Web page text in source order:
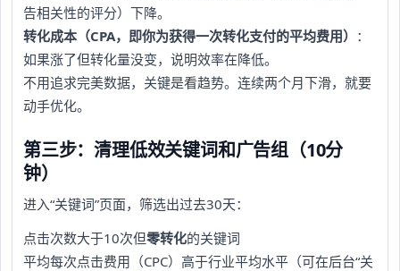
告相关性的评分）下降。
转化成本（CPA，即你为获得一次转化支付的平均费用） ：
如果涨了但转化量没变，说明效率在降低。
不用追求完美数据，关键是看趋势。连续两个月下滑，就要
动手优化。
第三步：清理低效关键词和广告组（10分
钟）
进入“关键词”页面，筛选出过去30天：
点击次数大于10次但零转化的关键词
平均每次点击费用（CPC）高于行业平均水平（可在后台“关